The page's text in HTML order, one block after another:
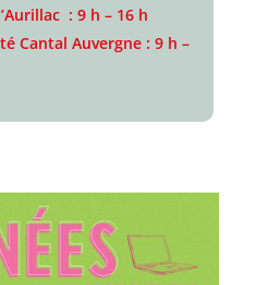
: 9 h – 16 h
Cantal Auvergne : 9 h –